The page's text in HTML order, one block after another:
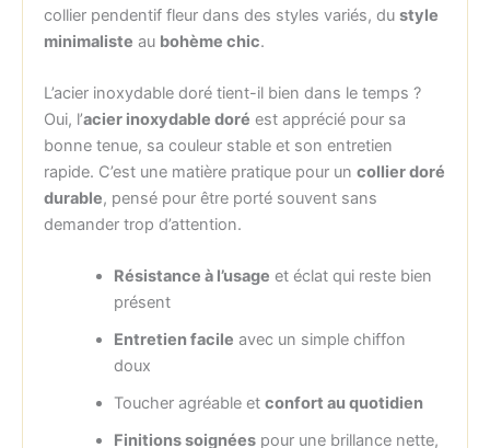
collier pendentif fleur dans des styles variés, du style
minimaliste au bohème chic.
L’acier inoxydable doré tient-il bien dans le temps ?
Oui, l’acier inoxydable doré est apprécié pour sa
bonne tenue, sa couleur stable et son entretien
rapide. C’est une matière pratique pour un collier doré
durable, pensé pour être porté souvent sans
demander trop d’attention.
Résistance à l’usage et éclat qui reste bien
présent
Entretien facile avec un simple chiffon
doux
Toucher agréable et confort au quotidien
Finitions soignéespour une brillance nette,